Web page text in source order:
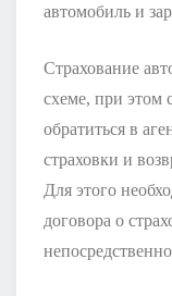
автомобиль и
Страхование
схеме, при этом
обратиться в
страховки и
Для этого
договора о